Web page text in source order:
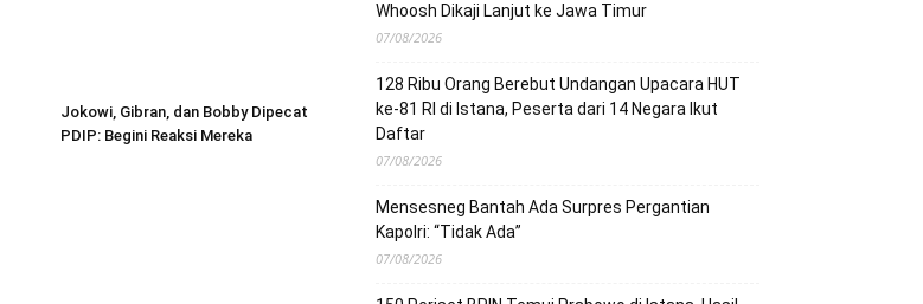
Jokowi, Gibran, dan Bobby Dipecat
PDIP: Begini Reaksi Mereka
Whoosh Dikaji Lanjut ke Jawa Timur
07/08/2026
128 Ribu Orang Berebut Undangan Upacara HUT
ke-81 RI di Istana, Peserta dari 14 Negara Ikut
Daftar
07/08/2026
Mensesneg Bantah Ada Surpres Pergantian
Kapolri: “Tidak Ada”
07/08/2026